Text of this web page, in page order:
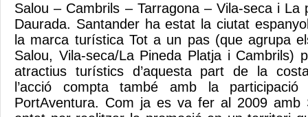
Salou – Cambrils – Tarragona – Vila-seca i La
Daurada. Santander ha estat la ciutat
la marca turística Tot a un pas (que agrupa
Salou, Vila-seca/La Pineda Platja i Cambrils)
atractius turístics d’aquesta part de la
l’acció compta també amb la
PortAventura. Com ja es va fer al 2009 amb